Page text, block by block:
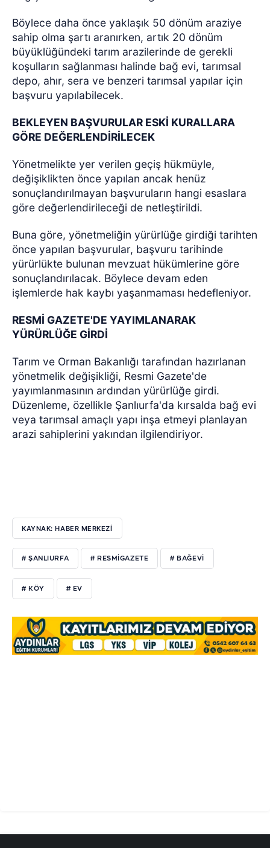
Böylece daha önce yaklaşık 50 dönüm araziye
sahip olma şartı aranırken, artık 20 dönüm
büyüklüğündeki tarım arazilerinde de gerekli
koşulların sağlanması halinde bağ evi, tarımsal
depo, ahır, sera ve benzeri tarımsal yapılar için
başvuru yapılabilecek.
BEKLEYEN BAŞVURULAR ESKİ KURALLARA
GÖRE DEĞERLENDİRİLECEK
Yönetmelikte yer verilen geçiş hükmüyle,
değişiklikten önce yapılan ancak henüz
sonuçlandırılmayan başvuruların hangi esaslara
göre değerlendirileceği de netleştirildi.
Buna göre, yönetmeliğin yürürlüğe girdiği tarihten
önce yapılan başvurular, başvuru tarihinde
yürürlükte bulunan mevzuat hükümlerine göre
sonuçlandırılacak. Böylece devam eden
işlemlerde hak kaybı yaşanmaması hedefleniyor.
RESMİ GAZETE'DE YAYIMLANARAK
YÜRÜRLÜĞE GİRDİ
Tarım ve Orman Bakanlığı tarafından hazırlanan
yönetmelik değişikliği, Resmi Gazete'de
yayımlanmasının ardından yürürlüğe girdi.
Düzenleme, özellikle Şanlıurfa'da kırsalda bağ evi
veya tarımsal amaçlı yapı inşa etmeyi planlayan
arazi sahiplerini yakından ilgilendiriyor.
KAYNAK: HABER MERKEZİ
# ŞANLIURFA # RESMİGAZETE # BAĞEVİ
# KÖY # EV